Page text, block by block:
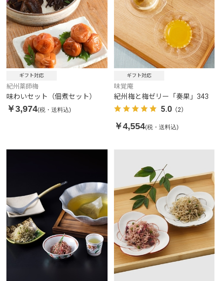
ギフト対応
紀州薬師梅
味わいセット（佃煮セット）
￥3,974(税・送料込)
ギフト対応
味覚庵
紀州梅と梅ゼリー「奏果」343
5.0（2）
￥4,554(税・送料込)